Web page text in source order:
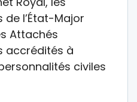
l’État-Major
Attachés
accrédités à
civiles